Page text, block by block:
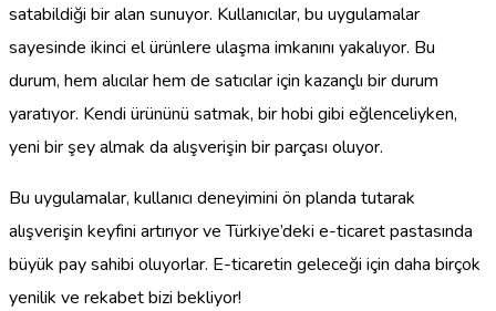
satabildiği bir alan sunuyor. Kullanıcılar, bu uygulamalar
sayesinde ikinci el ürünlere ulaşma imkanını yakalıyor. Bu
durum, hem alıcılar hem de satıcılar için kazançlı bir durum
yaratıyor. Kendi ürününü satmak, bir hobi gibi eğlenceliyken,
yeni bir şey almak da alışverişin bir parçası oluyor.
Bu uygulamalar, kullanıcı deneyimini ön planda tutarak
alışverişin keyfini artırıyor ve Türkiye’deki e-ticaret pastasında
büyük pay sahibi oluyorlar. E-ticaretin geleceği için daha birçok
yenilik ve rekabet bizi bekliyor!